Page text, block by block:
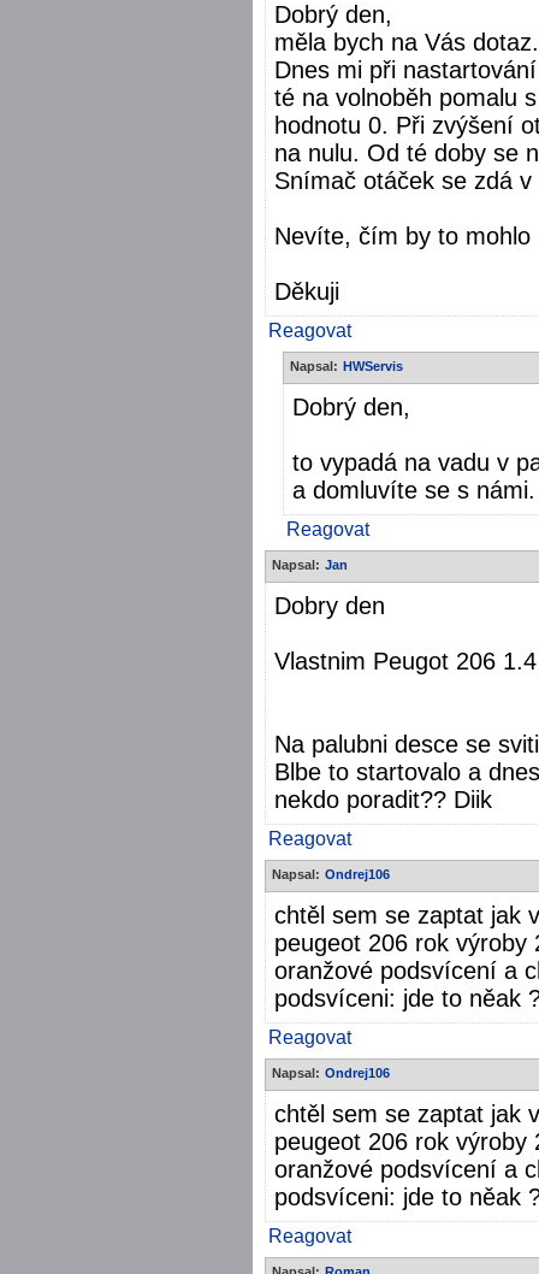
Dobrý den,
měla bych na Vás
Dnes mi při
té na volnoběh pomalu
hodnotu 0. Při zvýšení
na nulu. Od té doby se
Snímač otáček se zdá
Nevíte, čím by to mohlo
Děkuji
Reagovat
Napsal: HWServis
Dobrý den,
to vypadá na vadu v
a domluvíte se s
Reagovat
Napsal: Jan
Dobry den
Vlastnim Peugot 206
Na palubni desce se
Blbe to startovalo a
nekdo poradit?? Diik
Reagovat
Napsal: Ondrej106
chtěl sem se zaptat jak
peugeot 206 rok
oranžové podsvícení a
podsvíceni: jde to něak
Reagovat
Napsal: Ondrej106
chtěl sem se zaptat jak
peugeot 206 rok
oranžové podsvícení a
podsvíceni: jde to něak
Reagovat